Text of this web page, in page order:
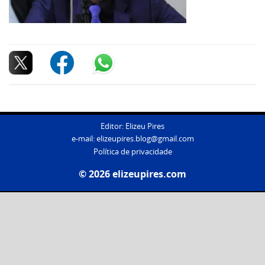
Editor: Elizeu Pires
e-mail:elizeupires.blog@gmail.com
Política de privacidade
© 2026 elizeupires.com